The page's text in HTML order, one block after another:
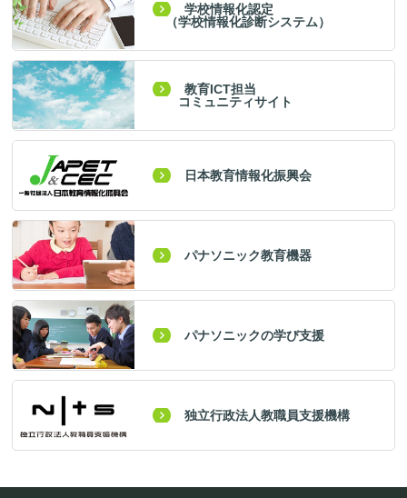
学校情報化認定
（学校情報化診断システム）
教育ICT担当
コミュニティサイト
日本教育情報化振興会
パナソニック教育機器
パナソニックの学び支援
独立行政法人教職員支援機構